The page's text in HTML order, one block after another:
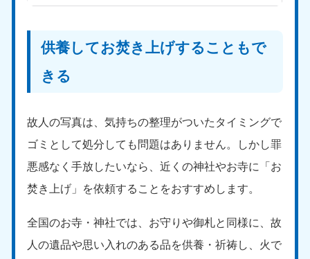
供養してお焚き上げすることもで
きる
故人の写真は、気持ちの整理がついたタイミングで
ゴミとして処分しても問題はありません。しかし罪
悪感なく手放したいなら、近くの神社やお寺に「お
焚き上げ」を依頼することをおすすめします。
全国のお寺・神社では、お守りや御札と同様に、故
人の遺品や思い入れのある品を供養・祈祷し、火で